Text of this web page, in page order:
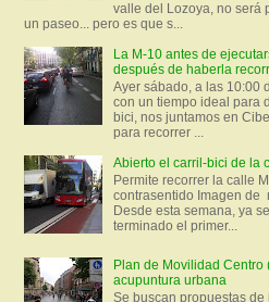
valle del Lozoya, no será
un paseo... pero es que s...
La M-10 antes de
después de haberla
Ayer sábado, a las 10:00
con un tiempo ideal para
bici, nos juntamos en
para recorrer ...
Abierto el carril-bici de la
Permite recorrer la calle
contrasentido Imagen de
Desde esta semana, ya
terminado el primer...
Plan de Movilidad Centro
acupuntura urbana
Se buscan propuestas